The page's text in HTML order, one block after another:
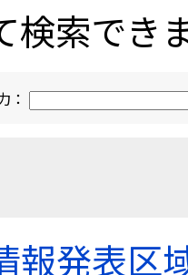
検索でき
：
報発表区